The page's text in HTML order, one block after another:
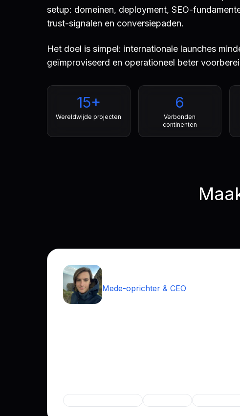
setup: domeinen, deployment, SEO-
trust-signalen en conversiepaden.
Het doel is simpel: internationale launches
geïmproviseerd en operationeel beter
15+
Wereldwijde projecten
6
Verbonden
continenten
Mede-oprichter & CEO